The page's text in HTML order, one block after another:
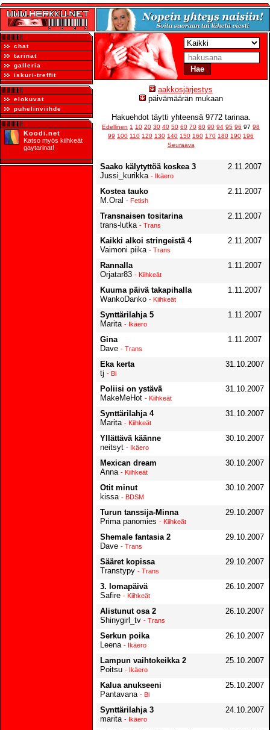
chat
tarinat
galleria
iskuri-treffit
elokuvat
puhelinviihde
Koodi.net
Katso myös kiihkeät
gaytarinat!
aakkosjärjestys
päivämäärän mukaan
Hakuehdot täytti yhteensä 9772 tarinaa.
Edellinen 1 10 20 30 40 50 60 70 80 90 94 95 96 97 98
99 100 110 120 130 140 150 160 170 180 190 196
Seuraava
Saako kälytyttöä koskea 3
Jussi_kurikka - Ikäero
2.11.2007
Kostea tauko
M.Oral - Fetish
2.11.2007
Transnaisen tositarina
trans-lutka - Trans
2.11.2007
Kaikki alkoi stringeistä 4
Vaimoni piika - Trans
2.11.2007
Rannalla
Orjatar83 - Kiihkeät
1.11.2007
Kuuma päivä takapihalla
WankoDanko - Kiihkeät
1.11.2007
Synttärilahja 5
Marita - Ikäero
1.11.2007
Gina
Dave - Trans
1.11.2007
Eka kerta
tj - Bi
31.10.2007
Poliisi on ystävä
MakeMeHot - Kiihkeät
31.10.2007
Synttärilahja 4
Marita - Kiihkeät
31.10.2007
Yllättävä käänne
neitsyt - Ikäero
30.10.2007
Mexican dream
Anna - Kiihkeät
30.10.2007
Otit minut
kissa - BDSM
30.10.2007
Turun tanssija-Minna
Prima panomies - Kiihkeät
29.10.2007
Shemale fantasia 2
Dave - Trans
29.10.2007
Sääret kopissa
Transtypy - Trans
29.10.2007
3. lomapäivä
Safire - Kiihkeät
26.10.2007
Alistunut osa 2
Shinygirl_tv - Trans
26.10.2007
Serkun poika
Leena - Ikäero
26.10.2007
Lampun vaihtokeikka 2
Poitsu - Ikäero
25.10.2007
Kalua anukseeni
Pantavana - Bi
25.10.2007
Synttärilahja 3
marita - Ikäero
24.10.2007